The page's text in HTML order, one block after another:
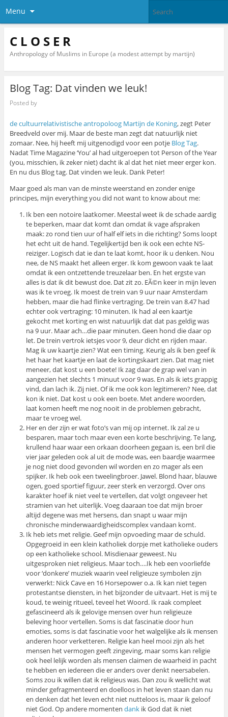
Menu
C L O S E R
Anthropology of Muslims in Europe (a modest attempt by martijn)
Blog Tag: Dat vinden we leuk!
Posted by
de cultuurrelativistische antropoloog Martijn de Koning, zegt Peter
Breedveld over mij. Maar de beste man zegt dat natuurlijk niet
zomaar. Nee, hij heeft mij uitgenodigd voor een potje Blog Tag.
Nadat Time Magazine ‘You’ al had uitgeroepen tot Person of the Year
(you, misschien, ik zeker niet) dacht ik al dat het niet meer erger kon.
En nu dus Blog tag. Dat vinden we leuk. Dank Peter!
Maar goed als man van de minste weerstand en zonder enige
principes, mijn everything you did not want to know about me:
Ik ben een notoire laatkomer. Meestal weet ik de schade aardig
te beperken, maar dat komt dan omdat ik vage afspraken
maak: zo rond tien uur of half elf iets in die richting? Soms loopt
het echt uit de hand. Tegelijkertijd ben ik ook een echte NS-
reiziger. Logisch dat ie dan te laat komt, hoor ik u denken. Nou
nee, de NS maakt het alleen erger. Ik kom gewoon vaak te laat
omdat ik een ontzettende treuzelaar ben. En het ergste van
alles is dat ik dit bewust doe. Dat zit zo. EÃ©n keer in mijn leven
was ik te vroeg. Ik moest de trein van 9 uur naar Amsterdam
hebben, maar die had flinke vertraging. De trein van 8.47 had
echter ook vertraging: 10 minuten. Ik had al een kaartje
gekocht met korting en wist natuurlijk dat dat pas geldig was
na 9 uur. Maar ach…die paar minuten. Geen hond die daar op
let. De trein vertrok ietsjes voor 9, deur dicht en rijden maar.
Mag ik uw kaartje zien? Wat een timing. Keurig als ik ben geef ik
het haar het kaartje en laat de kortingskaart zien. Dat mag niet
meneer, dat kost u een boete! Ik zag daar de grap wel van in
aangezien het slechts 1 minuut voor 9 was. En als ik iets grappig
vind, dan lach ik. Zij niet. Of ik me ook kon legitimeren? Nee, dat
kon ik niet. Dat kost u ook een boete. Met andere woorden,
laat komen heeft me nog nooit in de problemen gebracht,
maar te vroeg wel.
Her en der zijn er wat foto’s van mij op internet. Ik zal ze u
besparen, maar toch maar even een korte beschrijving. Te lang,
krullend haar waar een orkaan doorheen gegaan is, een bril die
vier jaar geleden ook al uit de mode was, een baardje waarmee
je nog niet dood gevonden wil worden en zo mager als een
spijker. Ik heb ook een tweelingbroer. Jawel. Blond haar, blauwe
ogen, goed sportief figuur, zeer sterk en verzorgd. Over ons
karakter hoef ik niet veel te vertellen, dat volgt ongeveer het
stramien van het uiterlijk. Voeg daaraan toe dat mijn broer
altijd degene was met hersens, dan snapt u waar mijn
chronische minderwaardigheidscomplex vandaan komt.
Ik heb iets met religie. Geef mijn opvoeding maar de schuld.
Opgegroeid in een klein katholiek dorpje met katholieke ouders
op een katholieke school. Misdienaar geweest. Nu
uitgesproken niet religieus. Maar toch….Ik heb een voorliefde
voor ‘donkere’ muziek waarin veel religieuze symbolen zijn
verwerkt: Nick Cave en 16 Horsepower o.a. Ik kan niet tegen
protestantse diensten, in het bijzonder de uitvaart. Het is mij te
koud, te weinig ritueel, teveel het Woord. Ik raak compleet
gefascineerd als ik gelovige mensen over hun religieuze
beleving hoor vertellen. Soms is dat fascinatie door hun
emoties, soms is dat fascinatie voor het walgelijke als ik mensen
anderen hoor verketteren. Religie kan heel mooi zijn als het
mensen het vermogen geeft zingeving, maar soms kan religie
ook heel lelijk worden als mensen claimen de waarheid in pacht
te hebben en iedereen die er anders over denkt neersabelen.
Soms zou ik willen dat ik religieus was. Dan zou ik wellicht wat
minder gefragmenteerd en doelloos in het leven staan dan nu
en denken dat het leven echt niet nutteloos is, maar ik geloof
niet God. Op andere momentendank ik God dat ik niet